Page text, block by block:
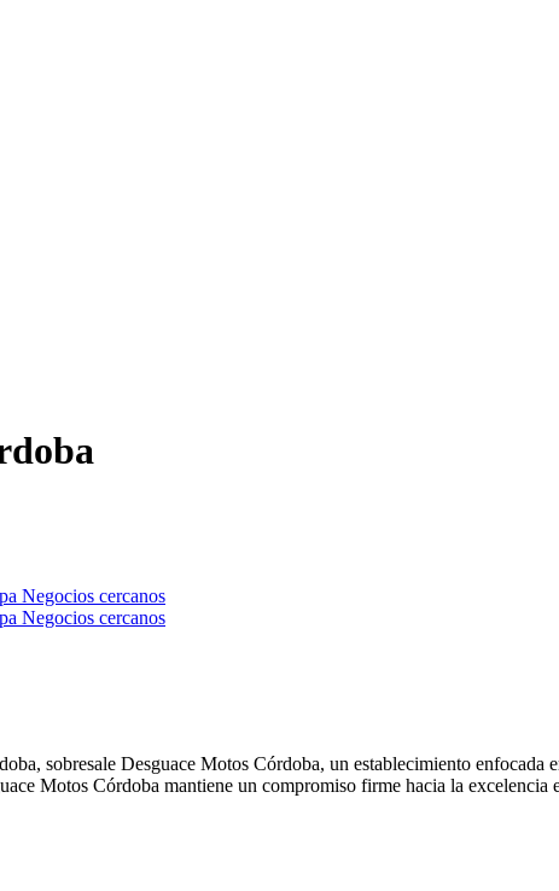
Negocios cercanos
Negocios cercanos
sobresale Desguace Motos Córdoba, un establecimiento
Motos Córdoba mantiene un compromiso firme hacia la